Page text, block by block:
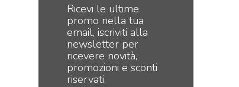
Ricevi le ultime
promo nella tua
email, iscriviti alla
newsletter per
ricevere novità,
promozioni e sconti
riservati.